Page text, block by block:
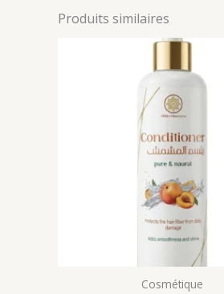
Produits similaires
Cosmétique